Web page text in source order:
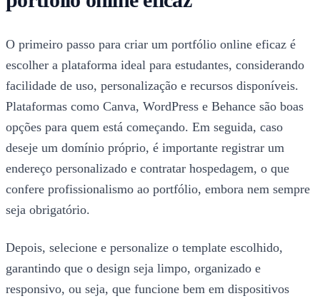
O primeiro passo para criar um portfólio online eficaz é
escolher a plataforma ideal para estudantes, considerando
facilidade de uso, personalização e recursos disponíveis.
Plataformas como Canva, WordPress e Behance são boas
opções para quem está começando. Em seguida, caso
deseje um domínio próprio, é importante registrar um
endereço personalizado e contratar hospedagem, o que
confere profissionalismo ao portfólio, embora nem sempre
seja obrigatório.
Depois, selecione e personalize o template escolhido,
garantindo que o design seja limpo, organizado e
responsivo, ou seja, que funcione bem em dispositivos